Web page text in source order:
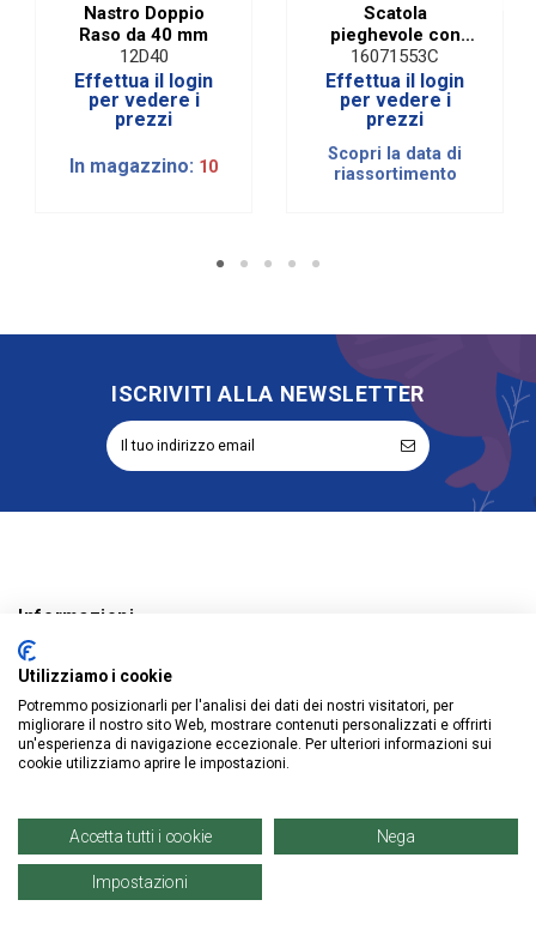
Nastro Doppio
Raso da 40 mm
12D40
Effettua il login
per vedere i
prezzi
In magazzino: 10
Scatola
pieghevole con
coperchio lino
bianca 7 X 7 X 11
cm (10 pezzi)
16071553C
Effettua il login
per vedere i
prezzi
Scopri la data di
riassortimento
ISCRIVITI ALLA NEWSLETTER
Informazioni
Account
Prodotti
© Copyright 2021 | Denaro Distribuzione Srl. |
Utilizziamo i cookie
Potremmo posizionarli per l'analisi dei dati dei nostri visitatori, per
migliorare il nostro sito Web, mostrare contenuti personalizzati e offrirti
un'esperienza di navigazione eccezionale. Per ulteriori informazioni sui
cookie utilizziamo aprire le impostazioni.
Accetta tutti i cookie Nega
Impostazioni